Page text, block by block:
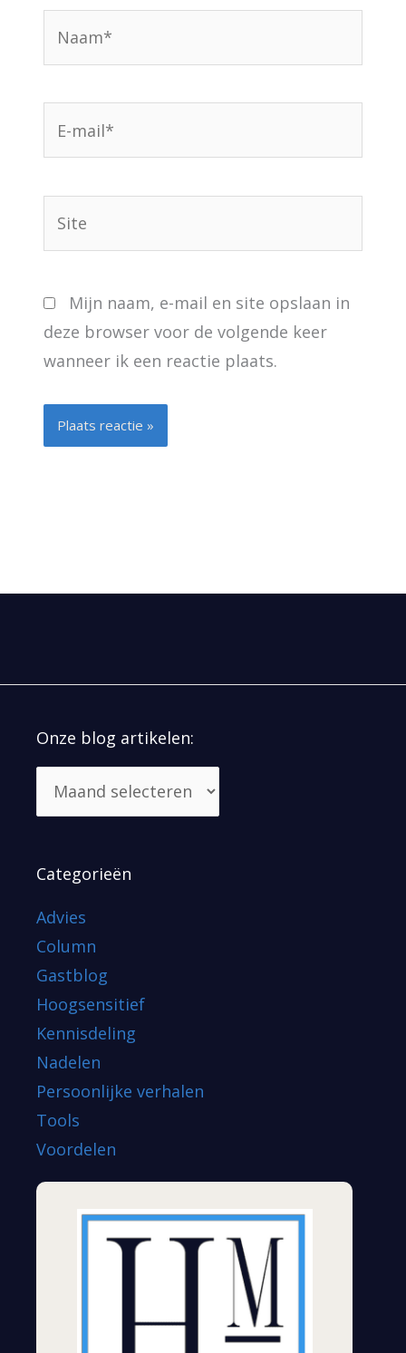
Mijn naam, e-mail en site opslaan in
deze browser voor de volgende keer
wanneer ik een reactie plaats.
Onze blog artikelen:
Categorieën
Advies
Column
Gastblog
Hoogsensitief
Kennisdeling
Nadelen
Persoonlijke verhalen
Tools
Voordelen